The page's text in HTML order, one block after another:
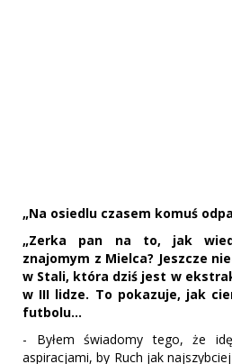
„Na osiedlu czasem komuś
„Zerka pan na to, jak
znajomym z Mielca? Jeszcze
w Stali, która dziś jest w
w III lidze. To pokazuje, jak
futbolu...
- Byłem świadomy tego, że
aspiracjami, by Ruch jak